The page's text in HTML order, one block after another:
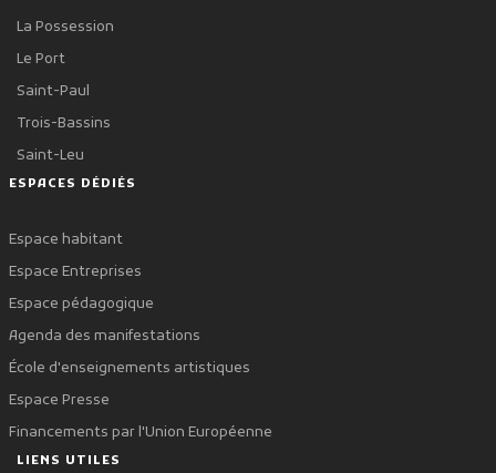
La Possession
Le Port
Saint-Paul
Trois-Bassins
Saint-Leu
ESPACES DÉDIÉS
Espace habitant
Espace Entreprises
Espace pédagogique
Agenda des manifestations
École d'enseignements artistiques
Espace Presse
Financements par l'Union Européenne
LIENS UTILES